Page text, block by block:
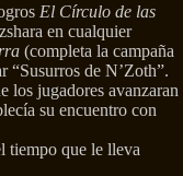
El Círculo de las
en cualquier
(completa la campaña
“Susurros de N’Zoth”.
los jugadores avanzaran
su encuentro con
tiempo que le lleva